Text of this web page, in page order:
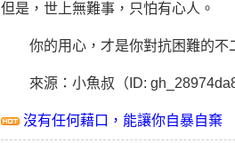
但是，世上無難事，只怕有心人。
你的用心，才是你對抗困難的不
來源：小魚叔（ID:
沒有任何藉口，能讓你自暴自棄